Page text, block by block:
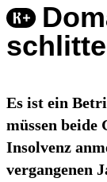
Es ist ein
müssen beide
Insolvenz
vergangenen